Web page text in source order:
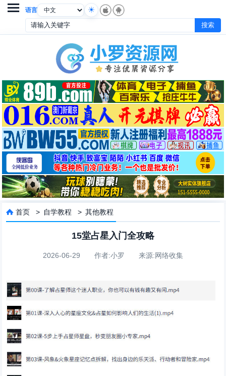
语言

 首页 > 自学教程 >其他教程
15堂占星入门全攻略
2026-06-29 作者:小罗 来源:网络收集